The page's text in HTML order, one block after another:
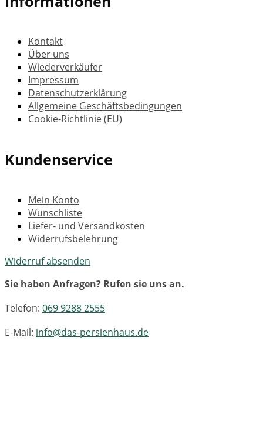
Kontakt
Über uns
Wiederverkäufer
Impressum
Datenschutzerklärung
Allgemeine Geschäftsbedingungen
Cookie-Richtlinie (EU)
Kundenservice
Mein Konto
Wunschliste
Liefer- und Versandkosten
Widerrufsbelehrung
Widerruf absenden
Sie haben Anfragen? Rufen sie uns an.
Telefon: 069 9288 2555
E-Mail: info@das-persienhaus.de